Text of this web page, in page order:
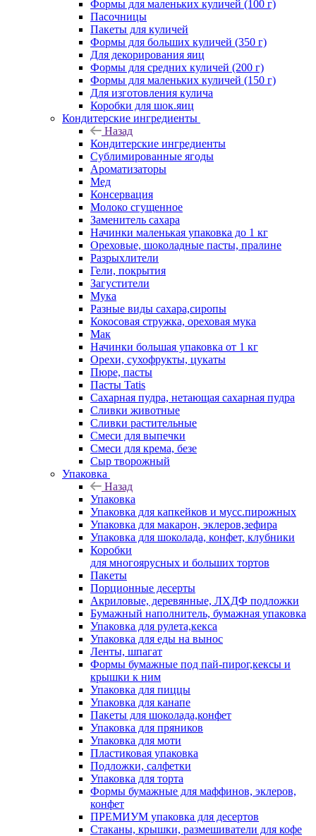
Формы для маленьких куличей (100 г)
Пасочницы
Пакеты для куличей
Формы для больших куличей (350 г)
Для декорирования яиц
Формы для средних куличей (200 г)
Формы для маленьких куличей (150 г)
Для изготовления кулича
Коробки для шок.яиц
Кондитерские ингредиенты
Назад
Кондитерские ингредиенты
Сублимированные ягоды
Ароматизаторы
Мед
Консервация
Молоко сгущенное
Заменитель сахара
Начинки маленькая упаковка до 1 кг
Ореховые, шоколадные пасты, пралине
Разрыхлители
Гели, покрытия
Загустители
Мука
Разные виды сахара,сиропы
Кокосовая стружка, ореховая мука
Мак
Начинки большая упаковка от 1 кг
Орехи, сухофрукты, цукаты
Пюре, пасты
Пасты Tatis
Сахарная пудра, нетающая сахарная пудра
Сливки животные
Сливки растительные
Смеси для выпечки
Смеси для крема, безе
Сыр творожный
Упаковка
Назад
Упаковка
Упаковка для капкейков и мусс.пирожных
Упаковка для макарон, эклеров,зефира
Упаковка для шоколада, конфет, клубники
Коробки
для многоярусных и больших тортов
Пакеты
Порционные десерты
Акриловые, деревянные, ЛХДФ подложки
Бумажный наполнитель, бумажная упаковка
Упаковка для рулета,кекса
Упаковка для еды на вынос
Ленты, шпагат
Формы бумажные под пай-пирог,кексы и
крышки к ним
Упаковка для пиццы
Упаковка для канапе
Пакеты для шоколада,конфет
Упаковка для пряников
Упаковка для моти
Пластиковая упаковка
Подложки, салфетки
Упаковка для торта
Формы бумажные для маффинов, эклеров,
конфет
ПРЕМИУМ упаковка для десертов
Стаканы, крышки, размешиватели для кофе